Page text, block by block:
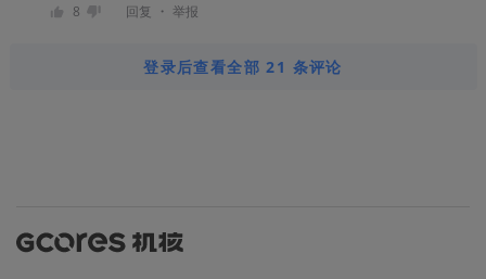
8 回复 ・ 举报
登录后查看全部 21 条评论